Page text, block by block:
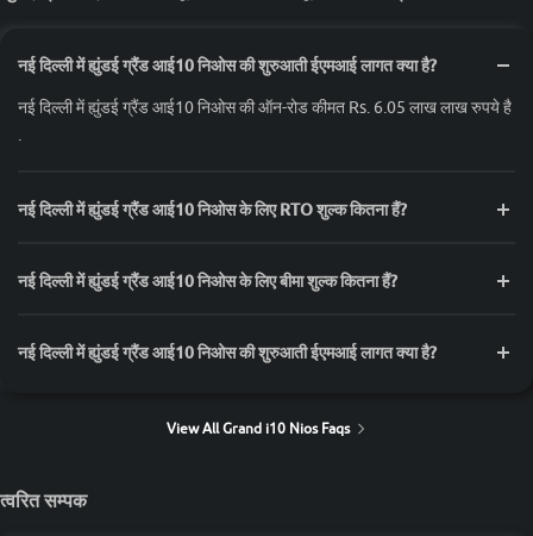
नई दिल्ली में ह्युंडई ग्रैंड आई10 निओस की शुरुआती ईएमआई लागत क्या है?
नई दिल्ली में ह्युंडई ग्रैंड आई10 निओस की ऑन-रोड कीमत Rs. 6.05 लाख लाख रुपये है
नई दिल्ली में ह्युंडई ग्रैंड आई10 निओस के लिए RTO शुल्क कितना हैं?
नई दिल्ली में ह्युंडई ग्रैंड आई10 निओस के लिए बीमा शुल्क कितना हैं?
नई दिल्ली में ह्युंडई ग्रैंड आई10 निओस की शुरुआती ईएमआई लागत क्या है?
View All Grand i10 Nios Faqs
त्वरित सम्पक